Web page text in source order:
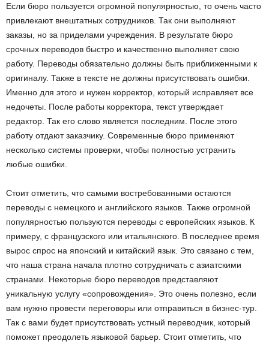
Если бюро пользуется огромной популярностью, то очень часто
привлекают внештатных сотрудников. Так они выполняют
заказы, но за приделами учреждения. В результате бюро
срочных переводов быстро и качественно выполняет свою
работу. Переводы обязательно должны быть приближенными к
оригиналу. Также в тексте не должны присутствовать ошибки.
Именно для этого и нужен корректор, который исправляет все
недочеты. После работы корректора, текст утверждает
редактор. Так его слово является последним. После этого
работу отдают заказчику. Современные бюро применяют
несколько системы проверки, чтобы полностью устранить
любые ошибки.
Стоит отметить, что самыми востребованными остаются
переводы с немецкого и английского языков. Также огромной
популярностью пользуются переводы с европейских языков. К
примеру, с французского или итальянского. В последнее время
вырос спрос на японский и китайский язык. Это связано с тем,
что наша страна начала плотно сотрудничать с азиатскими
странами. Некоторые бюро переводов представляют
уникальную услугу «сопровождения». Это очень полезно, если
вам нужно провести переговоры или отправиться в бизнес-тур.
Так с вами будет присутствовать устный переводчик, который
поможет преодолеть языковой барьер. Стоит отметить, что